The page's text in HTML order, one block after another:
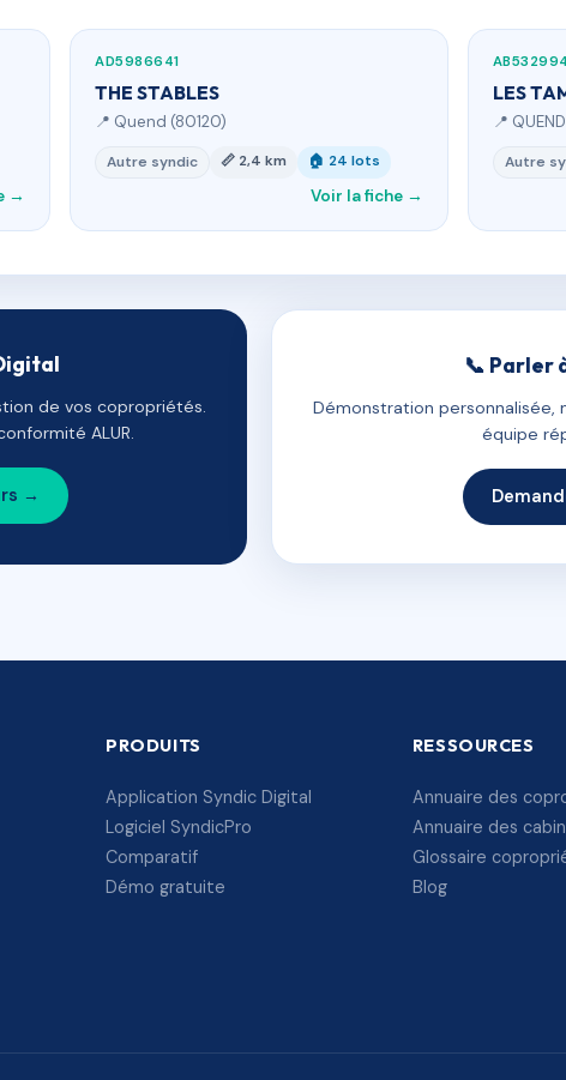
→
AD5986641
THE STABLES
📍 Quend (80120)
Autre syndic 📏 2,4 km 🏠 24 lots
Voir la fiche →
LES
📍
Autre
de vos copropriétés.
ALUR.
→
📞 Parler
Démonstration
équipe
PRODUITS
Application Syndic Digital
Logiciel SyndicPro
Comparatif
Démo gratuite
RESSOURCES
Annuaire des
Annuaire des
Glossaire
Blog